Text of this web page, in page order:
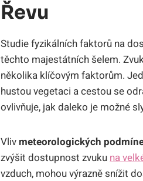
Řevu
Studie fyzikálních faktorů na
těchto majestátních šelem.
několika klíčovým faktorům.
hustou vegetaci a cestou se
ovlivňuje, jak daleko je možné
Vliv meteorologických
zvýšit dostupnost zvukuna
vzduch, mohou výrazně snížit